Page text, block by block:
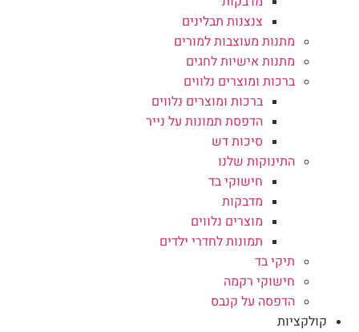
צנצנות תבלינים
מתנות מעוצבות למורים
מתנות אישיות לחגים
ברכות ומוצרים נלווים
ברכות ומוצרים נלווים
הדפסת תמונות על נייר
סיכות דש
התינוקות שלנו
חישוקי בד
מדבקות
מוצרים נלווים
תמונות לחדרי ילדים
תיקי בד
חישוקי רקמה
הדפסה על קנבס
קולקציות